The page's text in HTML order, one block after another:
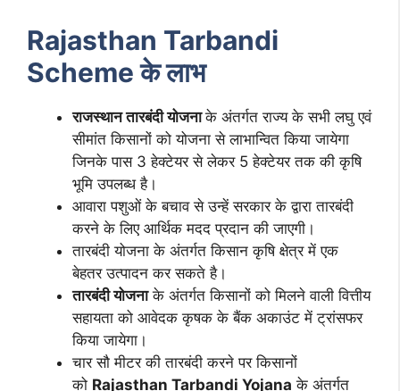
Rajasthan Tarbandi
Scheme के लाभ
राजस्थान तारबंदी योजनाके अंतर्गत राज्य के सभी लघु एवं
सीमांत किसानों को योजना से लाभान्वित किया जायेगा
जिनके पास 3 हेक्टेयर से लेकर 5 हेक्टेयर तक की कृषि
भूमि उपलब्ध है।
आवारा पशुओं के बचाव से उन्हें सरकार के द्वारा तारबंदी
करने के लिए आर्थिक मदद प्रदान की जाएगी।
तारबंदी योजना के अंतर्गत किसान कृषि क्षेत्र में एक
बेहतर उत्पादन कर सकते है।
तारबंदी योजनाके अंतर्गत किसानों को मिलने वाली वित्तीय
सहायता को आवेदक कृषक के बैंक अकाउंट में ट्रांसफर
किया जायेगा।
चार सौ मीटर की तारबंदी करने पर किसानों
को Rajasthan Tarbandi Yojana के अंतर्गत